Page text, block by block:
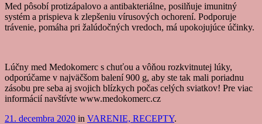
Med pôsobí protizápalovo a antibakteriálne, posilňuje imunitný
systém a prispieva k zlepšeniu vírusových ochorení. Podporuje
trávenie, pomáha pri žalúdočných vredoch, má upokojujúce účinky.
Lúčny med Medokomerc s chuťou a vôňou rozkvitnutej lúky,
odporúčame v najväčšom balení 900 g, aby ste tak mali poriadnu
zásobu pre seba aj svojich blízkych počas celých sviatkov! Pre viac
informácií navštívte www.medokomerc.cz
21. decembra 2020 in VARENIE, RECEPTY.